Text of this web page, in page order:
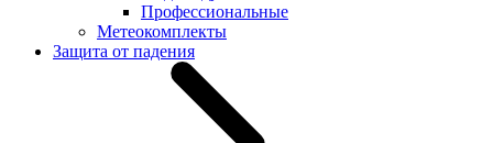
Профессиональные
Метеокомплекты
Защита от падения